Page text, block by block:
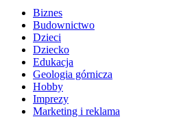
Biznes
Budownictwo
Dzieci
Dziecko
Edukacja
Geologia górnicza
Hobby
Imprezy
Marketing i reklama